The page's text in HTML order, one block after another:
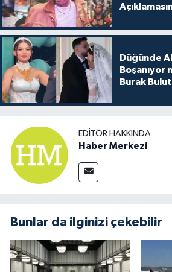
Düğünde
Boşanıyor
Burak
EDITÖR HAKKINDA
Haber Merkezi
Bunlar da ilginizi çekebilir